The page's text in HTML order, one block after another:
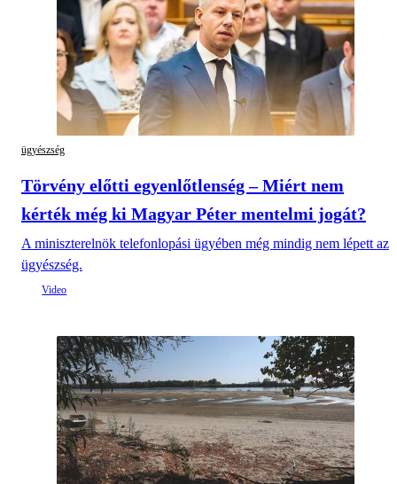
ügyészség
Törvény előtti egyenlőtlenség – Miért nem
kérték még ki Magyar Péter mentelmi jogát?
A miniszterelnök telefonlopási ügyében még mindig nem lépett az
ügyészség.